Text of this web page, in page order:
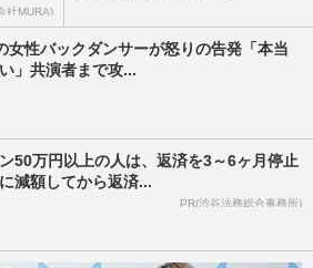
社MURA)
女性バックダンサーが怒りの告発「本当
」共演者まで攻...
50万円以上の人は、返済を3～6ヶ月停止
減額してから返済...
PR(渋谷法務総合事務所)